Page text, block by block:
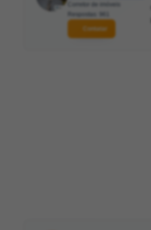
Corretor de imóveis
Respostas: 961
Contatar